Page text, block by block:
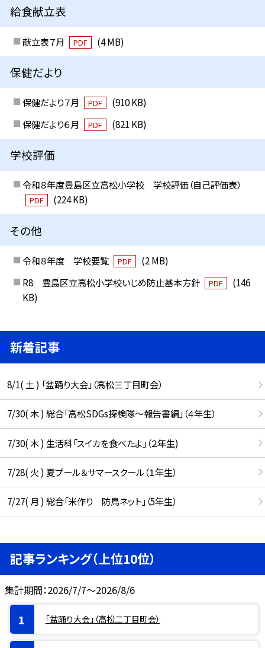
給食献立表
献立表７月 PDF (4 MB)
保健だより
保健だより７月 PDF
(910 KB)
保健だより６月
PDF (821 KB)
学校評価
令和８年度豊島区立高松小学校 学校評価（自己評価表）
PDF (224 KB)
その他
令和８年度 学校要覧 PDF
(2 MB)
R8 豊島区立高松小学校いじめ防止基本方針
PDF
(146
KB)
新着記事
8/1( 土 ) 「盆踊り大会」（高松三丁目町会）
7/30( 木 ) 総合「高松SDGs探検隊〜報告書編」（４年生）
7/30( 木 ) 生活科「スイカを食べたよ」（２年生)
7/28( 火 ) 夏プール＆サマースクール（１年生）
7/27( 月 ) 総合「米作り 防鳥ネット」（5年生）
記事ランキング（上位10位）
集計期間：2026/7/7～2026/8/6
「盆踊り大会」（高松二丁目町会）